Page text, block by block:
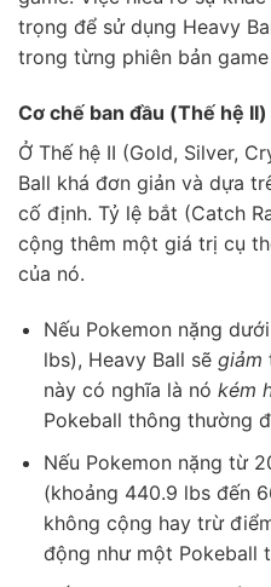
trọng để sử dụng Heavy
trong từng phiên bản
Cơ chế ban đầu (Thế hệ II)
Ở Thế hệ II (Gold, Silver,
Ball khá đơn giản và dựa
cố định. Tỷ lệ bắt (Catch
cộng thêm một giá trị cụ
của nó.
Nếu Pokemon nặng
lbs), Heavy Ball sẽ giảm
này có nghĩa là nó kém
Pokeball thông thường
Nếu Pokemon nặng từ
(khoảng 440.9 lbs đến
không cộng hay trừ
động như một Pokeball